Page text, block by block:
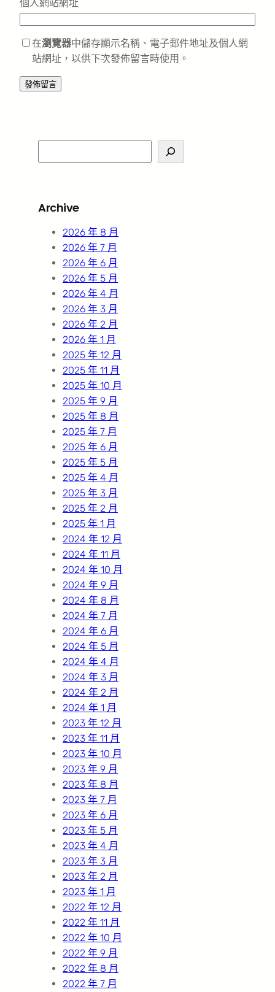
個人網站網址
在瀏覽器中儲存顯示名稱、電子郵件地址及個人網
站網址，以供下次發佈留言時使用。
e
c
Archive
2026 年 8 月
2026 年 7 月
2026 年 6 月
2026 年 5 月
2026 年 4 月
2026 年 3 月
2026 年 2 月
2026 年 1 月
2025 年 12 月
2025 年 11 月
2025 年 10 月
2025 年 9 月
2025 年 8 月
2025 年 7 月
2025 年 6 月
2025 年 5 月
2025 年 4 月
2025 年 3 月
2025 年 2 月
2025 年 1 月
2024 年 12 月
2024 年 11 月
2024 年 10 月
2024 年 9 月
2024 年 8 月
2024 年 7 月
2024 年 6 月
2024 年 5 月
2024 年 4 月
2024 年 3 月
2024 年 2 月
2024 年 1 月
2023 年 12 月
2023 年 11 月
2023 年 10 月
2023 年 9 月
2023 年 8 月
2023 年 7 月
2023 年 6 月
2023 年 5 月
2023 年 4 月
2023 年 3 月
2023 年 2 月
2023 年 1 月
2022 年 12 月
2022 年 11 月
2022 年 10 月
2022 年 9 月
2022 年 8 月
2022 年 7 月